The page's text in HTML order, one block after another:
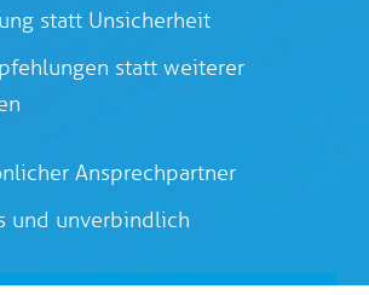
statt Unsicherheit
statt weiterer
Ansprechpartner
und unverbindlich